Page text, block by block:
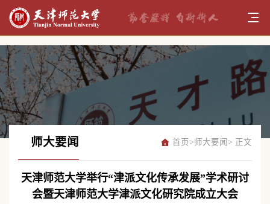
师大要闻 首页 >师大要闻 > 正文
天津师范大学举行“津派文化传承发展”学术研讨
会暨天津师范大学津派文化研究院成立大会